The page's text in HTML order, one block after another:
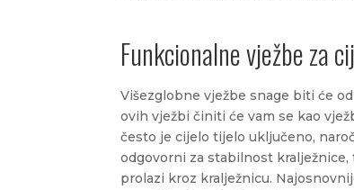
Funkcionalne vježbe za
Višezglobne vježbe snage biti će
ovih vježbi činiti će vam se kao
često je cijelo tijelo uključeno,
odgovorni za stabilnost
prolazi kroz kralježnicu.